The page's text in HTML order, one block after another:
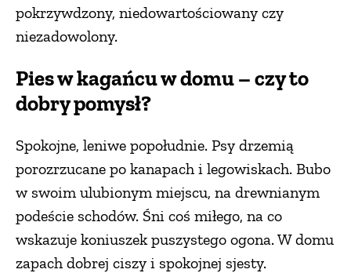
pokrzywdzony, niedowartościowany czy
niezadowolony.
Pies w kagańcu w domu – czy to
dobry pomysł?
Spokojne, leniwe popołudnie. Psy drzemią
porozrzucane po kanapach i legowiskach. Bubo
w swoim ulubionym miejscu, na drewnianym
podeście schodów. Śni coś miłego, na co
wskazuje koniuszek puszystego ogona. W domu
zapach dobrej ciszy i spokojnej sjesty.